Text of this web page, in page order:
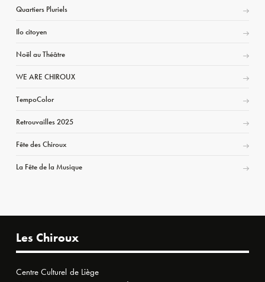
Quartiers Pluriels
Ilo citoyen
Noël au Théâtre
WE ARE CHIROUX
TempoColor
Retrouvailles 2025
Fête des Chiroux
La Fête de la Musique
Les Chiroux
Centre Culturel de Liège